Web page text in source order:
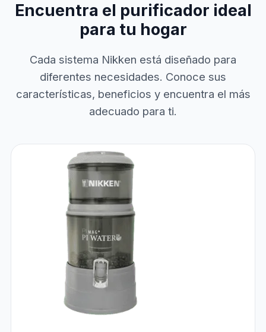
Encuentra el purificador ideal
para tu hogar
Cada sistema Nikken está diseñado para
diferentes necesidades. Conoce sus
características, beneficios y encuentra el más
adecuado para ti.